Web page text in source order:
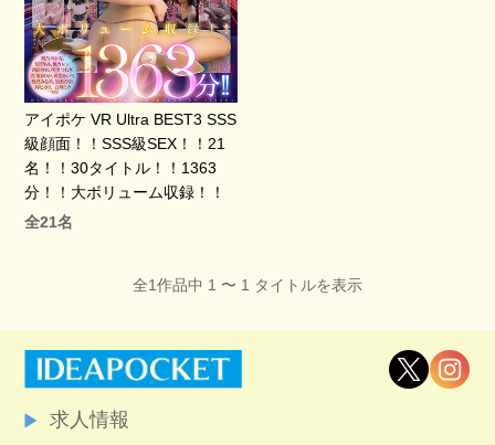
アイポケ VR Ultra BEST3 SSS
級顔面！！SSS級SEX！！21
名！！30タイトル！！1363
分！！大ボリューム収録！！
全21名
全1作品中 1 〜 1 タイトルを表示
求人情報